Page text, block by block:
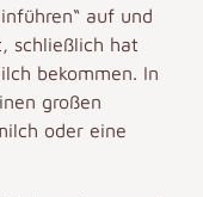
auf und
schließlich hat
bekommen. In
großen
oder eine